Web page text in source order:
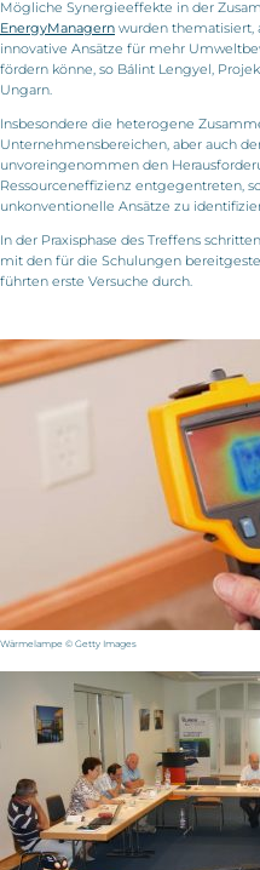
Mögliche Synergieeffekte in der
EnergyManagern wurden thematisiert,
innovative Ansätze für mehr
fördern könne, so Bálint Lengyel,
Ungarn.
Insbesondere die heterogene
Unternehmensbereichen, aber auch
unvoreingenommen den
Ressourceneffizienz entgegentreten,
unkonventionelle Ansätze zu
In der Praxisphase des Treffens
mit den für die Schulungen
führten erste Versuche durch.
Wärmelampe © Getty Images